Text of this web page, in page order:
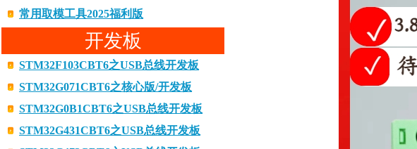
常用取模工具2025福利版
开发板
STM32F103CBT6之USB总线开发板
STM32G071CBT6之核心版/开发板
STM32G0B1CBT6之USB总线开发板
STM32G431CBT6之USB总线开发板